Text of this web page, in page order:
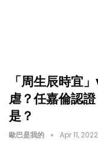
「周生辰時宜
虐？任嘉倫認
是？
歐巴是我的 Apr 11, 2022